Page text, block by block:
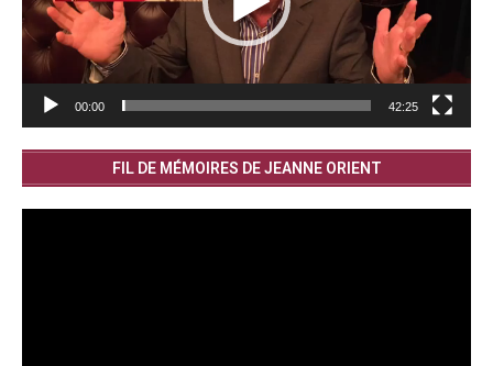
00:00 42:25
FIL DE MÉMOIRES DE JEANNE ORIENT